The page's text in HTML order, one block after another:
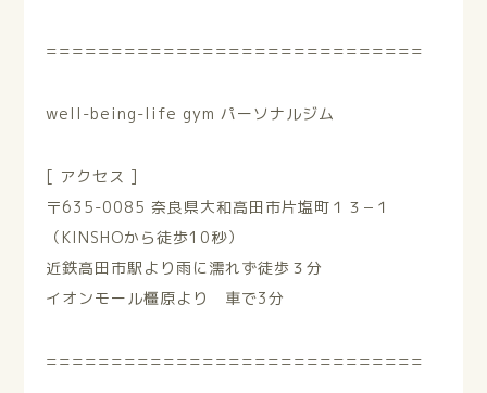
=============================
well-being-life gym パーソナルジム
[ アクセス ]
〒635-0085 奈良県大和高田市片塩町１３−１
（KINSHOから徒歩10秒）
近鉄高田市駅より雨に濡れず徒歩３分
イオンモール橿原より 車で3分
=============================